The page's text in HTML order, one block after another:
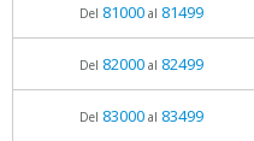
Del 81000al 81499
Del 82000al 82499
Del 83000al 83499